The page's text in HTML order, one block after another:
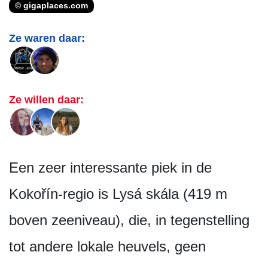
© gigaplaces.com
Ze waren daar:
Ze willen daar:
Een zeer interessante piek in de
Kokořín-regio is Lysá skála (419 m
boven zeeniveau), die, in tegenstelling
tot andere lokale heuvels, geen